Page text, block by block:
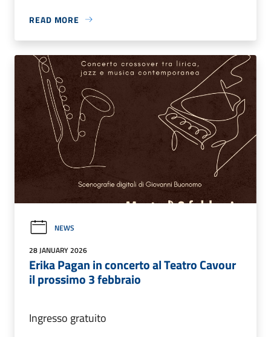
READ MORE
NEWS
28 JANUARY 2026
Erika Pagan in concerto al Teatro Cavour
il prossimo 3 febbraio
Ingresso gratuito